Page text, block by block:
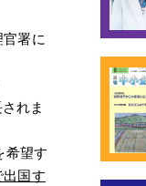
署に
れま
希望す
国す